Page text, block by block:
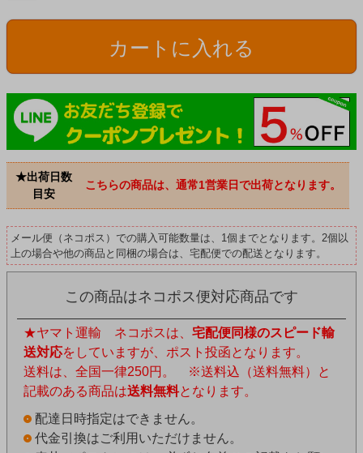
カートに入れる
★出荷日数
目安
こちらの商品は、通常1営業日で出荷となります。
メール便（ネコポス）での購入可能数量は、1個までとなります。2個以
上の場合や他の商品と同梱の場合は、宅配便での配送となります。
この商品はネコポス便対応商品です
★ヤマト運輸 ネコポスは、 宅配便同様のスピード輸
送対応をしていますが、ポスト投函となります。
送料は、全国一律250円。 ※送料込（送料無料）と
記載のある商品は送料無料となります。
配達日時指定はできません。
代金引換はご利用いただけません。